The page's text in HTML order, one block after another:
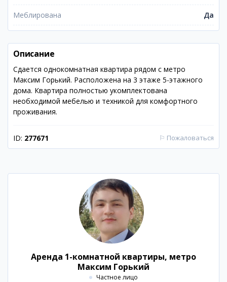
Меблирована Да
Описание
Сдается однокомнатная квартира рядом с метро
Максим Горький. Расположена на 3 этаже 5-этажного
дома. Квартира полностью укомплектована
необходимой мебелью и техникой для комфортного
проживания.
ID: 277671 ⚐ Пожаловаться
Аренда 1-комнатной квартиры, метро
Максим Горький
Частное лицо